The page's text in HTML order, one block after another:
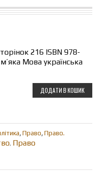
216 ISBN 978-
Мова українська
ДОДАТИ В КОШИК
, Право, Право.
, Право